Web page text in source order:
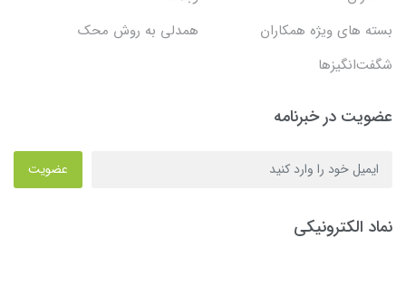
بسته های ویژه همکاران
همدلی به روش محک
شگفت‌انگیزها
عضویت در خبرنامه
عضویت
نماد الکترونیکی